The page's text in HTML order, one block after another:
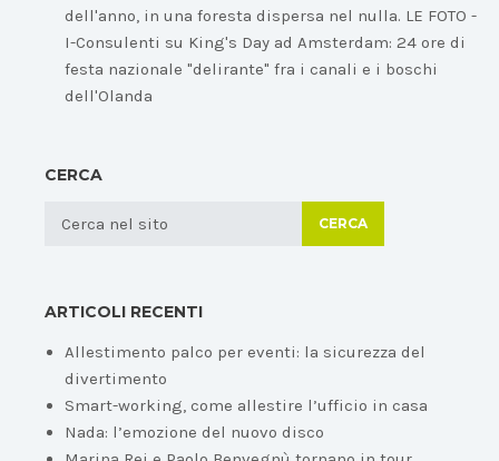
dell'anno, in una foresta dispersa nel nulla. LE FOTO -
I-Consulenti su King's Day ad Amsterdam: 24 ore di
festa nazionale "delirante" fra i canali e i boschi
dell'Olanda
CERCA
CERCA
ARTICOLI RECENTI
Allestimento palco per eventi: la sicurezza del
divertimento
Smart-working, come allestire l’ufficio in casa
Nada: l’emozione del nuovo disco